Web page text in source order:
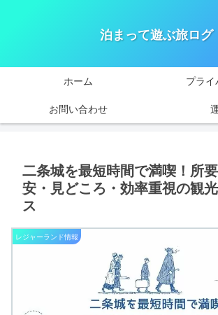
泊まって遊ぶ旅ログ
ホーム プライ
お問い合わせ
二条城を最短時間で満喫！所
安・見どころ・効率重視の観
ス
レジャーランド情報